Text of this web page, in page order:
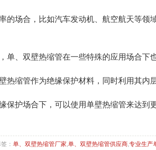
的场合，比如汽车发动机、航空航天等领域
单、双壁热缩管在一些特殊的应用场合下
热缩管作为绝缘保护材料，同时利用其内
保护场合下，可以使用单壁热缩管来达到
： 单、双壁热缩管厂家,单、双壁热缩管供应商,专业生产